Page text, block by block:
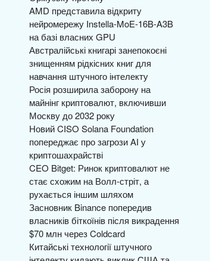
AMD представила відкриту
нейромережу Instella-MoE-16B-A3B
на базі власних GPU
Австралійські книгарі занепокоєні
знищенням рідкісних книг для
навчання штучного інтелекту
Росія розширила заборону на
майнінг криптовалют, включивши
Москву до 2032 року
Новий CISO Solana Foundation
попереджає про загрози AI у
криптошахрайстві
CEO Bitget: Ринок криптовалют не
стає схожим на Волл-стріт, а
рухається іншим шляхом
Засновник Binance попередив
власників біткоїнів після викрадення
$70 млн через Coldcard
Китайські технології штучного